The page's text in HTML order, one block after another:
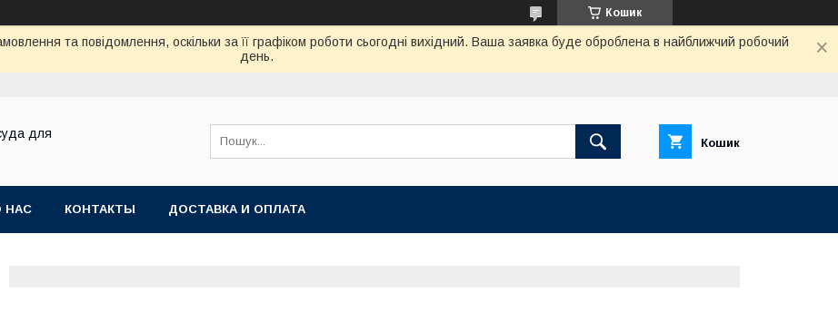
Кошик
та повідомлення, оскільки за її графіком роботи сьогодні вихідний. Ваша заявка буде оброблена в найближчий робочий
день.
для
Кошик
НАС КОНТАКТЫ ДОСТАВКА И ОПЛАТА